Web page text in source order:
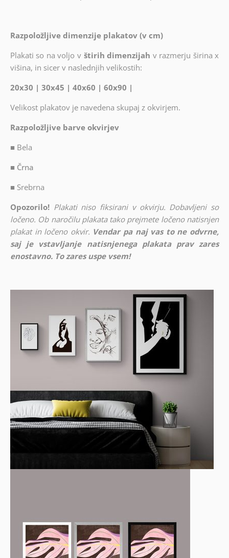
Razpoložljive dimenzije plakatov (v cm)
Plakati so na voljo v štirih dimenzijah v razmerju širina x
višina, in sicer v naslednjih velikostih:
20x30 | 30x45 | 40x60 | 60x90 |
Velikost plakatov je navedena skupaj z okvirjem.
Razpoložljive barve okvirjev
■ Bela
■ Črna
■ Srebrna
Opozorilo! Plakati niso fiksirani v okvirju. Dobavljeni so
ločeno. Ob naročilu plakata tako prejmete ločeno natisnjen
plakat in ločeno okvir. Vendar pa naj vas to ne odvrne,
saj je vstavljanje natisnjenega plakata prav zares
enostavno. To zares uspe vsem!